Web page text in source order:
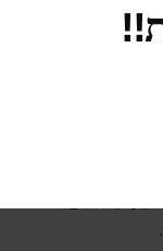
פטנט. על ידי